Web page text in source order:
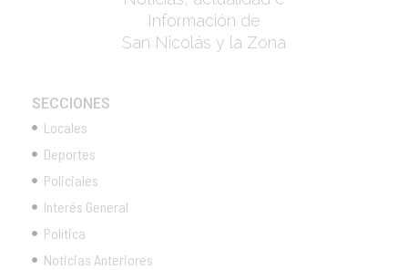
Información de
San Nicolás y la Zona
SECCIONES
Locales
Deportes
Policiales
Interés General
Política
Noticias Anteriores